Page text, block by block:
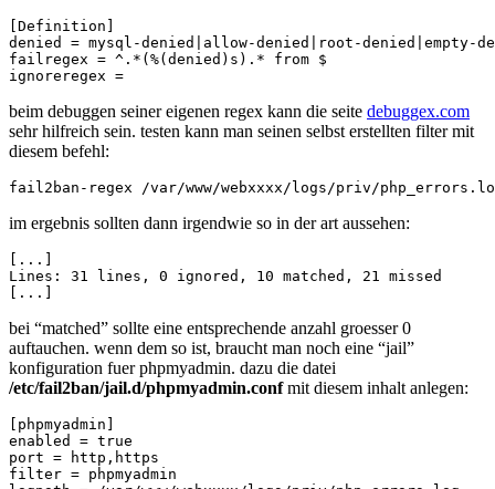
[Definition]
denied = mysql-denied|allow-denied|root-denied|empty-
failregex = ^.*(%(denied)s).* from $
beim debuggen seiner eigenen regex kann die seite debuggex.com
sehr hilfreich sein. testen kann man seinen selbst erstellten filter mit
diesem befehl:
im ergebnis sollten dann irgendwie so in der art aussehen:
[...]
Lines: 31 lines, 0 ignored, 10 matched, 21 missed
bei “matched” sollte eine entsprechende anzahl groesser 0
auftauchen. wenn dem so ist, braucht man noch eine “jail”
konfiguration fuer phpmyadmin. dazu die datei
/etc/fail2ban/jail.d/phpmyadmin.confmit diesem inhalt anlegen:
[phpmyadmin]
enabled = true
port = http,https
filter = phpmyadmin